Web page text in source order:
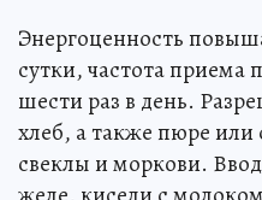
Энергоценность
сутки, частота приема
шести раз в день.
хлеб, а также пюре или
свеклы и моркови.